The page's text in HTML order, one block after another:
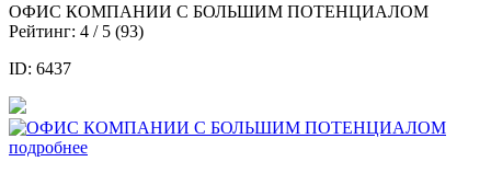
ОФИС КОМПАНИИ С БОЛЬШИМ ПОТЕНЦИАЛОМ
Рейтинг: 4 / 5 (93)
ID: 6437
подробнее